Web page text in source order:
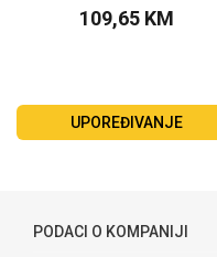
109,65 KM
UPOREĐIVANJE
PODACI O KOMPANIJI